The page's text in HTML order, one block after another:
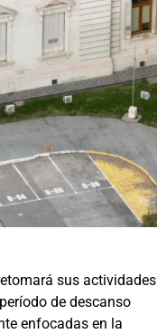
sus actividades
de descanso
enfocadas en la